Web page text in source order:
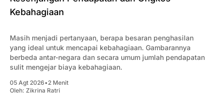
Kebahagiaan
Masih menjadi pertanyaan, berapa besaran penghasilan
yang ideal untuk mencapai kebahagiaan. Gambarannya
berbeda antar-negara dan secara umum jumlah pendapatan
sulit mengejar biaya kebahagiaan.
05 Agt 2026•2 Menit
Oleh: Zikrina Ratri